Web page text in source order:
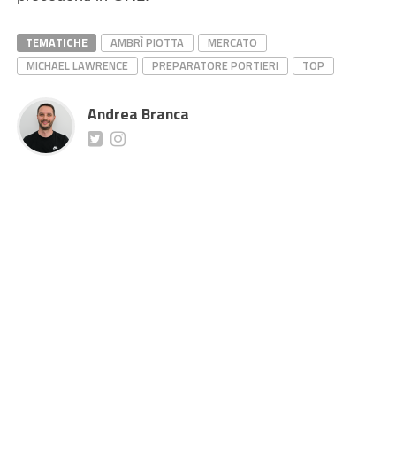
TEMATICHE AMBRÌ PIOTTA
MERCATO
MICHAEL LAWRENCE
PREPARATORE PORTIERI TOP
Andrea Branca